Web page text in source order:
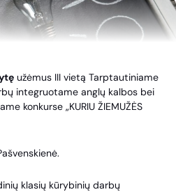
užėmus III vietą Tarptautiniame
integruotame anglų kalbos bei
konkurse „KURIU ŽIEMUŽĖS
klasių kūrybinių darbų